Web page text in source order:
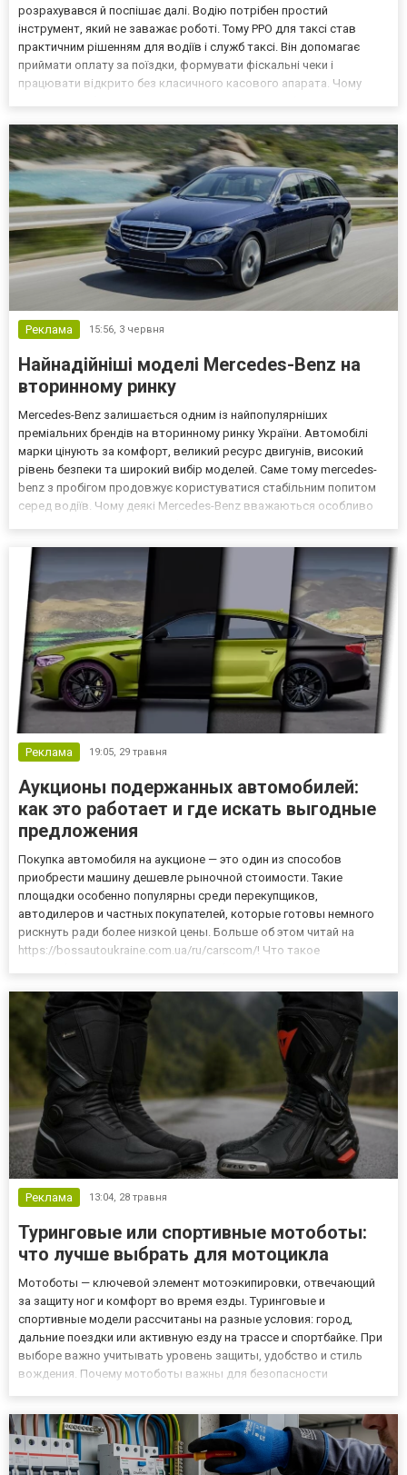
розрахувався й поспішає далі. Водію потрібен простий
інструмент, який не заважає роботі. Тому РРО для таксі став
практичним рішенням для водіїв і служб таксі. Він допомагає
приймати оплату за поїздки, формувати фіскальні чеки і
працювати відкрито без класичного касового апарата. Чому
пасажира,...
Реклама 15:56, 3 червня
Найнадійніші моделі Mercedes-Benz на
вторинному ринку
Mercedes-Benz залишається одним із найпопулярніших
преміальних брендів на вторинному ринку України. Автомобілі
марки цінують за комфорт, великий ресурс двигунів, високий
рівень безпеки та широкий вибір моделей. Саме тому mercedes-
benz з пробігом продовжує користуватися стабільним попитом
серед водіїв. Чому деякі Mercedes-Benz вважаються особливо
Реклама 19:05, 29 травня
Аукционы подержанных автомобилей:
как это работает и где искать выгодные
предложения
Покупка автомобиля на аукционе — это один из способов
приобрести машину дешевле рыночной стоимости. Такие
площадки особенно популярны среди перекупщиков,
автодилеров и частных покупателей, которые готовы немного
рискнуть ради более низкой цены. Больше об этом читай на
https://bossautoukraine.com.ua/ru/carscom/! Что такое
фиксированной цене, а через тор...
Реклама 13:04, 28 травня
Туринговые или спортивные мотоботы:
что лучше выбрать для мотоцикла
Мотоботы — ключевой элемент мотоэкипировки, отвечающий
за защиту ног и комфорт во время езды. Туринговые и
спортивные модели рассчитаны на разные условия: город,
дальние поездки или активную езду на трассе и спортбайке. При
выборе важно учитывать уровень защиты, удобство и стиль
вождения. Почему мотоботы важны для безопасности
фиксация голеностоп...